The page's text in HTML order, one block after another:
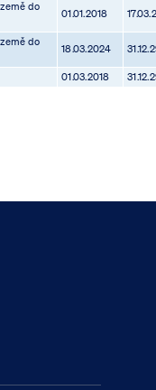
do
01.01.2018
do
18.03.2024
01.03.2018